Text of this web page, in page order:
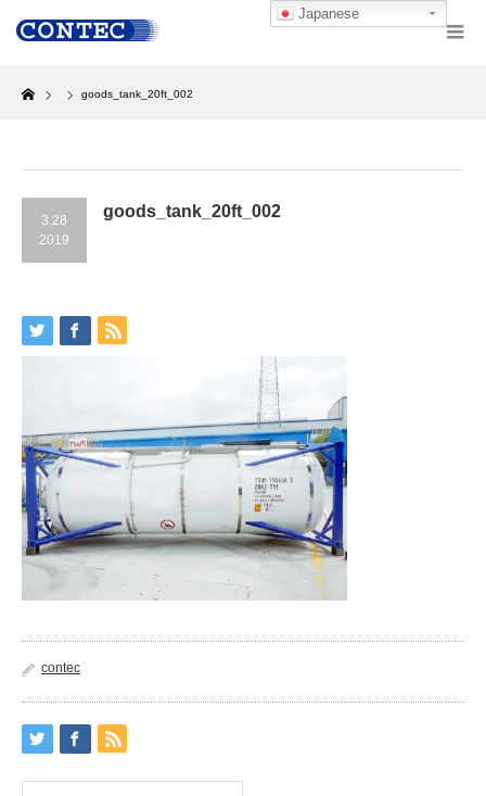
Home
goods_tank_20ft_002
3.28
2019
goods_tank_20ft_002
contec
Japanese